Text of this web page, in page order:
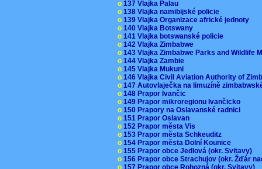
o 137 Vlajka Palau
o 138 Vlajka namibijské policie
o 139 Vlajka Organizace africké jednoty
o 140 Vlajka Botswany
o 141 Vlajka botswanské policie
o 142 Vlajka Zimbabwe
o 143 Vlajka Zimbabwe Parks and Wildlife
o 144 Vlajka Zambie
o 145 Vlajka Mukuni
o 146 Vlajka Civil Aviation Authority of
o 147 Autovlaječka na limuzíně
o 148 Prapor Ivančic
o 149 Prapor mikroregionu Ivančicko
o 150 Prapory na Oslavanské radnici
o 151 Prapor Oslavan
o 152 Prapor města Vis
o 153 Prapor města Schkeuditz
o 154 Prapor města Dolní Kounice
o 155 Prapor obce Jedlová (okr. Svitavy)
o 156 Prapor obce Strachujov (okr. Žďár
o 157 Prapor obce Rohozná (okr. Svitavy)